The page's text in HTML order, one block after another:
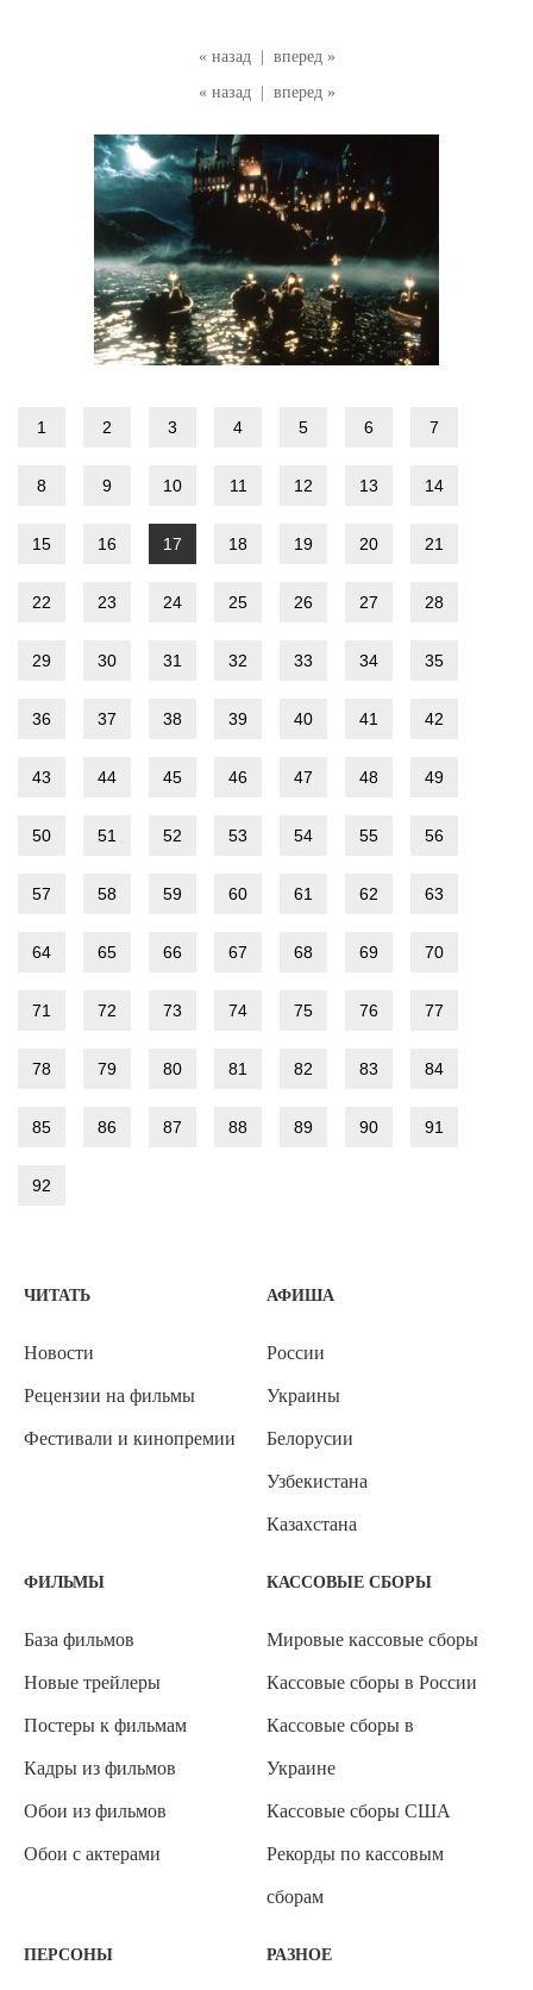
« назад
вперед »
« назад
вперед »
1 2 3 4 5 6 7
8 9 10 11 12 13 14
15 16 17 18 19 20 21
22 23 24 25 26 27 28
29 30 31 32 33 34 35
36 37 38 39 40 41 42
43 44 45 46 47 48 49
50 51 52 53 54 55 56
57 58 59 60 61 62 63
64 65 66 67 68 69 70
71 72 73 74 75 76 77
78 79 80 81 82 83 84
85 86 87 88 89 90 91
92
ЧИТАТЬ
Новости
Рецензии на фильмы
Фестивали и кинопремии
АФИША
России
Украины
Белорусии
Узбекистана
Казахстана
ФИЛЬМЫ
База фильмов
Новые трейлеры
Постеры к фильмам
Кадры из фильмов
Обои из фильмов
Обои с актерами
КАССОВЫЕ СБОРЫ
Мировые кассовые сборы
Кассовые сборы в России
Кассовые сборы в
Украине
Кассовые сборы США
Рекорды по кассовым
сборам
ПЕРСОНЫ РАЗНОЕ